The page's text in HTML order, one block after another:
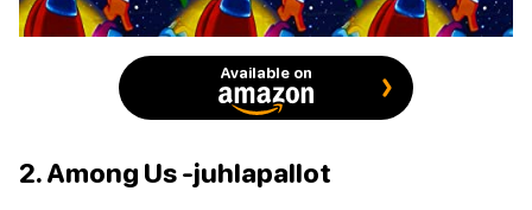
Available on
2. Among Us -juhlapallot